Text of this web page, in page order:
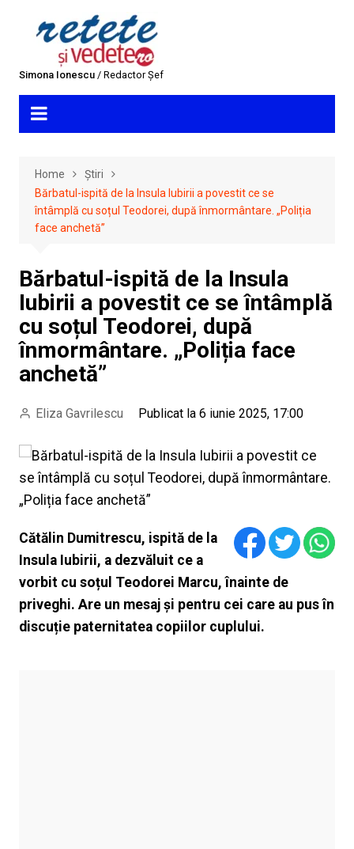
Simona Ionescu/ Redactor Șef
Home
Știri
Bărbatul-ispită de la Insula Iubirii a povestit ce se
întâmplă cu soțul Teodorei, după înmormântare. „Poliția
face anchetă”
Bărbatul-ispită de la Insula
Iubirii a povestit ce se întâmplă
cu soțul Teodorei, după
înmormântare. „Poliția face
anchetă”
Eliza Gavrilescu Publicat la 6 iunie 2025, 17:00
Cătălin Dumitrescu, ispită de la
Insula Iubirii, a dezvăluit ce a
vorbit cu soțul Teodorei Marcu, înainte de
priveghi. Are un mesaj și pentru cei care au pus în
discuție paternitatea copiilor cuplului.